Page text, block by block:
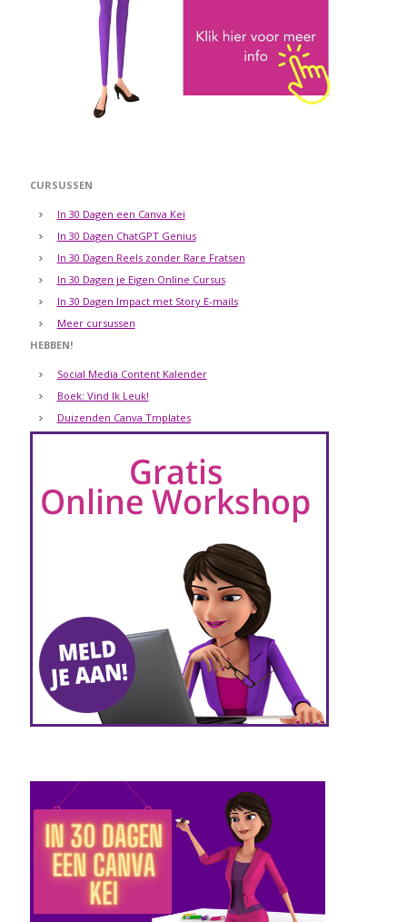
CURSUSSEN
In 30 Dagen een Canva Kei
In 30 Dagen ChatGPT Genius
In 30 Dagen Reels zonder Rare Fratsen
In 30 Dagen je Eigen Online Cursus
In 30 Dagen Impact met Story E-mails
Meer cursussen
HEBBEN!
Social Media Content Kalender
Boek: Vind Ik Leuk!
Duizenden Canva Tmplates